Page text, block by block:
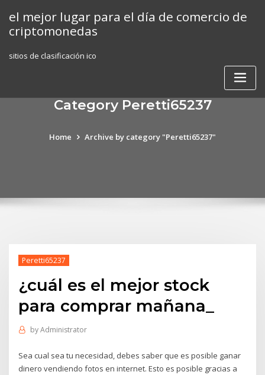
content
el mejor lugar para el día de comercio de
criptomonedas
sitios de clasificación ico
Category Peretti65237
Home Archive by category "Peretti65237"
Peretti65237
¿cuál es el mejor stock
para comprar mañana_
byAdministrator
Sea cual sea tu necesidad, debes saber que es posible ganar
dinero vendiendo fotos en internet. Esto es posible gracias a